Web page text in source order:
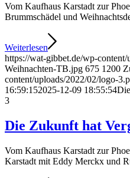
Vom Kaufhaus Karstadt zur
Brummschädel und
Weiterlesen
https://wat-gibbet.de/wp-
Weihnachten-TB.jpg 675 1200
content/uploads/2022/02/logo-
16:59:152025-12-09 18:55:54
3
Die Zukunft hat
Vom Kaufhaus Karstadt zur
Karstadt mit Eddy Merckx und